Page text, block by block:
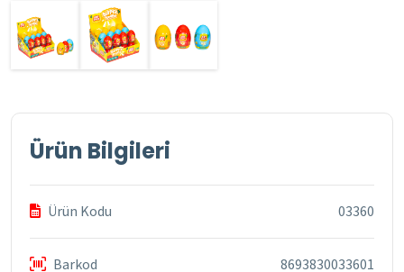
Ürün Bilgileri
Ürün Kodu 03360
Barkod 8693830033601